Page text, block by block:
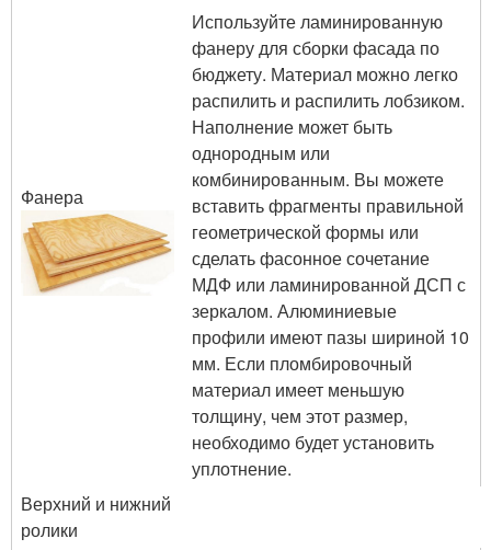
Фанера
Используйте ламинированную
фанеру для сборки фасада по
бюджету. Материал можно легко
распилить и распилить лобзиком.
Наполнение может быть
однородным или
комбинированным. Вы можете
вставить фрагменты правильной
геометрической формы или
сделать фасонное сочетание
МДФ или ламинированной ДСП с
зеркалом. Алюминиевые
профили имеют пазы шириной 10
мм. Если пломбировочный
материал имеет меньшую
толщину, чем этот размер,
необходимо будет установить
уплотнение.
Верхний и нижний
ролики